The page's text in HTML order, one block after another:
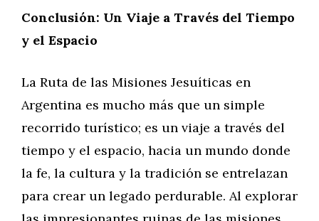
Conclusión: Un Viaje a Través del Tiempo
y el Espacio
La Ruta de las Misiones Jesuíticas en
Argentina es mucho más que un simple
recorrido turístico; es un viaje a través del
tiempo y el espacio, hacia un mundo donde
la fe, la cultura y la tradición se entrelazan
para crear un legado perdurable. Al explorar